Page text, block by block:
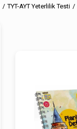
TYT-AYT Yeterlilik Testi